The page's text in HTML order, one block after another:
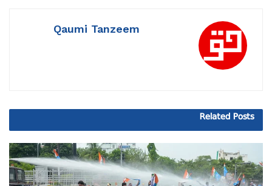
Qaumi Tanzeem
Related Posts